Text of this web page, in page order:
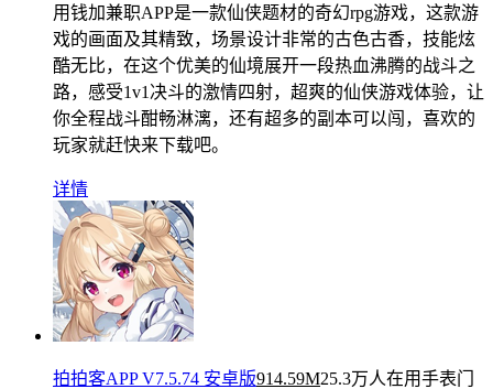
用钱加兼职APP是一款仙侠题材的奇幻rpg游戏，这款游
戏的画面及其精致，场景设计非常的古色古香，技能炫
酷无比，在这个优美的仙境展开一段热血沸腾的战斗之
路，感受1v1决斗的激情四射，超爽的仙侠游戏体验，让
你全程战斗酣畅淋漓，还有超多的副本可以闯，喜欢的
玩家就赶快来下载吧。
详情
拍拍客APP V7.5.74 安卓版914.59M25.3万人在用手表门